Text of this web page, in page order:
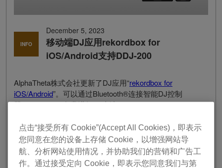
INFO
December 5, 2023
移动端DJ应用rekordbox for
iOS/Android支持DDJ-200
AlphaTheta株式会社更新了DJ应用“rekordbox for
iOS/Android”。可以通过Bluetooth®连接智能DJ控制
器“DDJ-200”，免费进行DJ表演。
Google Play免费下载。
点击“接受所有 Cookie”(Accept All Cookies)，即表示
您同意在您的设备上存储 Cookie，以增强网站导
航、分析网站使用情况，并协助我们的营销和广告工
作。通过接受定向 Cookie，即表示您同意我们与第